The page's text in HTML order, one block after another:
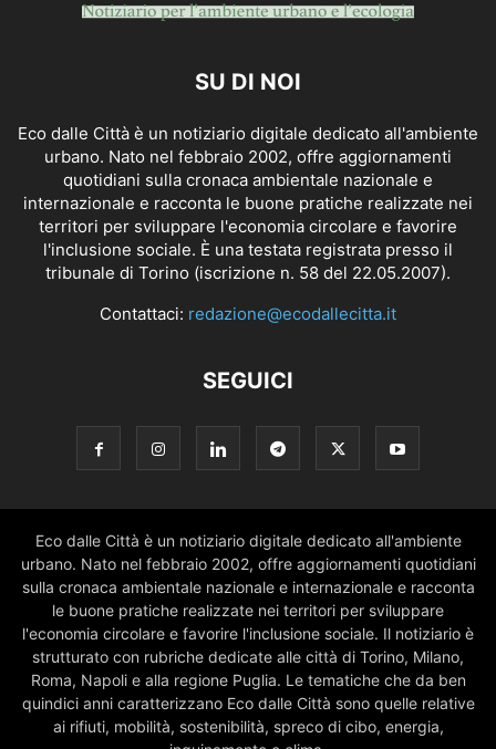
SU DI NOI
Eco dalle Città è un notiziario digitale dedicato all'ambiente
urbano. Nato nel febbraio 2002, offre aggiornamenti
quotidiani sulla cronaca ambientale nazionale e
internazionale e racconta le buone pratiche realizzate nei
territori per sviluppare l'economia circolare e favorire
l'inclusione sociale. È una testata registrata presso il
tribunale di Torino (iscrizione n. 58 del 22.05.2007).
Contattaci: redazione@ecodallecitta.it
SEGUICI
Eco dalle Città è un notiziario digitale dedicato all'ambiente
urbano. Nato nel febbraio 2002, offre aggiornamenti quotidiani
sulla cronaca ambientale nazionale e internazionale e racconta
le buone pratiche realizzate nei territori per sviluppare
l'economia circolare e favorire l'inclusione sociale. Il notiziario è
strutturato con rubriche dedicate alle città di Torino, Milano,
Roma, Napoli e alla regione Puglia. Le tematiche che da ben
quindici anni caratterizzano Eco dalle Città sono quelle relative
ai rifiuti, mobilità, sostenibilità, spreco di cibo, energia,